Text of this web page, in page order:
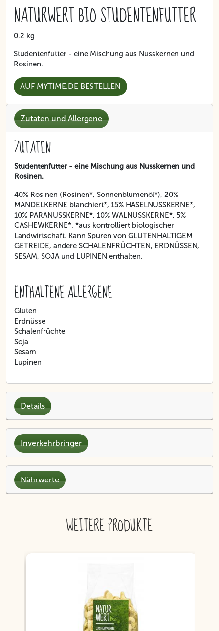
NATURWERT BIO STUDENTENFUTTER
0.2 kg
Studentenfutter - eine Mischung aus Nusskernen und
Rosinen.
AUF MYTIME.DE BESTELLEN
Zutaten und Allergene
ZUTATEN
Studentenfutter - eine Mischung aus Nusskernen und
Rosinen.
40% Rosinen (Rosinen*, Sonnenblumenöl*), 20%
MANDELKERNE blanchiert*, 15% HASELNUSSKERNE*,
10% PARANUSSKERNE*, 10% WALNUSSKERNE*, 5%
CASHEWKERNE*. *aus kontrolliert biologischer
Landwirtschaft. Kann Spuren von GLUTENHALTIGEM
GETREIDE, andere SCHALENFRÜCHTEN, ERDNÜSSEN,
SESAM, SOJA und LUPINEN enthalten.
ENTHALTENE ALLERGENE
Gluten
Erdnüsse
Schalenfrüchte
Soja
Sesam
Lupinen
Details
Inverkehrbringer
Nährwerte
WEITERE PRODUKTE